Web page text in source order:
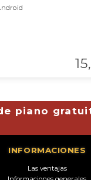
15,
piano
INFORMACIONES
Las ventajas